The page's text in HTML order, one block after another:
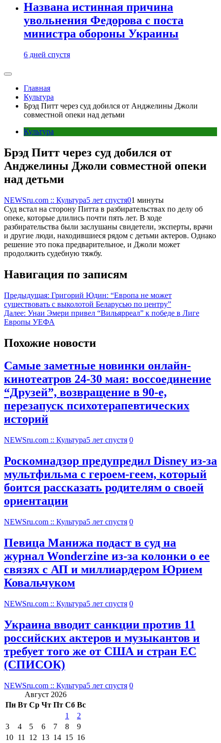
Названа истинная причина
увольнения Федорова с поста
министра обороны Украины
6 дней спустя
Главная
Культура
Брэд Питт через суд добился от Анджелины Джоли
совместной опеки над детьми
Культура
Брэд Питт через суд добился от
Анджелины Джоли совместной опеки
над детьми
NEWSru.com :: Культура5 лет спустя01 минуты
Суд встал на сторону Питта в разбирательствах по делу об
опеке, которые длились почти пять лет. В ходе
разбирательства были заслушаны свидетели, эксперты, врачи
и другие люди, находившиеся рядом с детьми актеров. Однако
решение это пока предварительное, и Джоли может
продолжить судебную тяжбу.
Навигация по записям
Предыдущая: Григорий Юдин: “Европа не может
существовать с выколотой Беларусью по центру”
Далее: Унаи Эмери привел “Вильярреал” к победе в Лиге
Европы УЕФА
Похожие новости
Самые заметные новинки онлайн-
кинотеатров 24-30 мая: воссоединение
“Друзей”, возвращение в 90-е,
перезапуск психотерапевтических
историй
NEWSru.com :: Культура5 лет спустя 0
Роскомнадзор предупредил Disney из-за
мультфильма c героем-геем, который
боится рассказать родителям о своей
ориентации
NEWSru.com :: Культура5 лет спустя 0
Певица Манижа подаст в суд на
журнал Wonderzine из-за колонки о ее
связях с АП и миллиардером Юрием
Ковальчуком
NEWSru.com :: Культура5 лет спустя 0
Украина вводит санкции против 11
российских актеров и музыкантов и
требует того же от США и стран ЕС
(СПИСОК)
NEWSru.com :: Культура5 лет спустя 0
Август 2026
Пн Вт Ср Чт Пт Сб Вс
1
2
3
4 5 6 7 8
9
10 11 12 13 14 15 16